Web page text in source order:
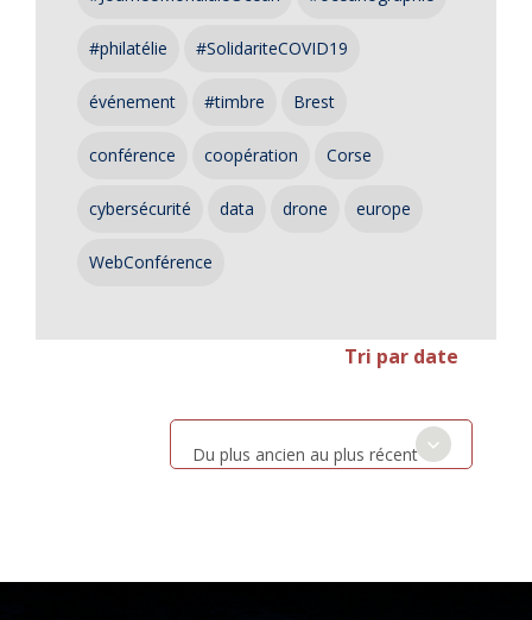
#philatélie #SolidariteCOVID19
événement #timbre Brest
conférence coopération Corse
cybersécurité data drone europe
WebConférence
Tri par date
Du plus ancien au plus récent